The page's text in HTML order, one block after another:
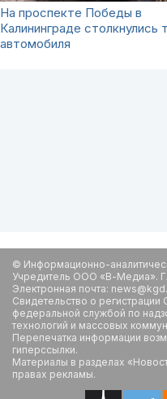
На проспекте Победы в
Калининграде столкнулись
автомобиля
© Информационно-
Учредитель ООО «В-Медиа».
Электронная почта:
Свидетельство о
федеральной службой по
технологий и массовых
Перепечатка информации
гиперссылки.
Материалы в разделах
правах рекламы.